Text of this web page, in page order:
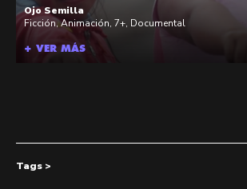
Ojo Semilla
Ficción,Animación, 7+, Documental
+ VER MÁS
Tags >